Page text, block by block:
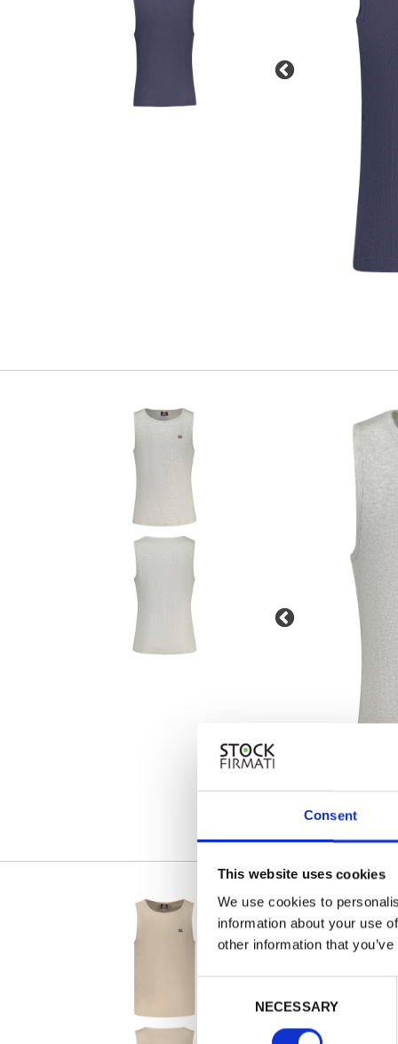
Consent
This website uses cookies
We use cookies to
information about your use
other information that
NECESSARY